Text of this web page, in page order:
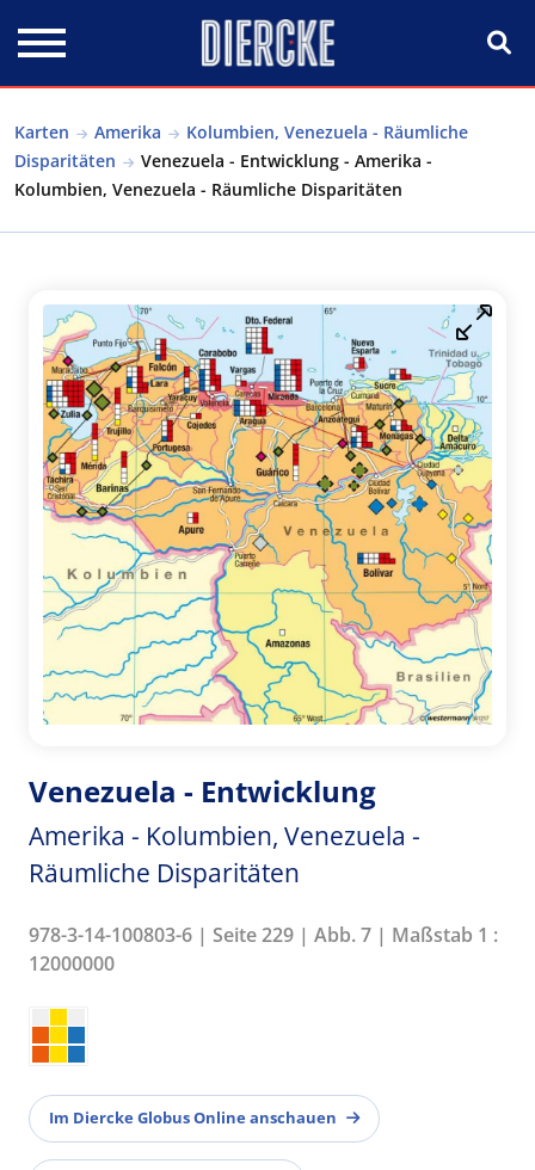
Karten Amerika
Kolumbien, Venezuela - Räumliche
Disparitäten
Venezuela - Entwicklung - Amerika -
Kolumbien, Venezuela - Räumliche Disparitäten
Venezuela - Entwicklung
Amerika - Kolumbien, Venezuela -
Räumliche Disparitäten
978-3-14-100803-6 | Seite 229 | Abb. 7 | Maßstab 1 :
12000000
Im Diercke Globus Online anschauen